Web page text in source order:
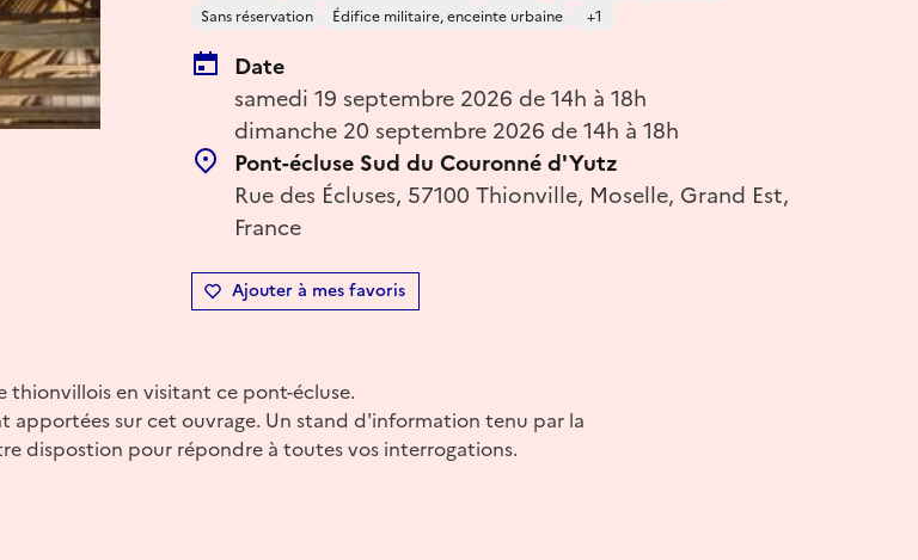
Sans réservation
Édifice militaire, enceinte urbaine +1
Date
samedi 19 septembre 2026 de 14h à 18h
dimanche 20 septembre 2026 de 14h à 18h
Pont-écluse Sud du Couronné d'Yutz
Rue des Écluses, 57100 Thionville, Moselle, Grand Est,
France
Ajouter à mes favoris
en visitant ce pont-écluse.
apportées sur cet ouvrage. Un stand d'information tenu par la
dispostion pour répondre à toutes vos interrogations.